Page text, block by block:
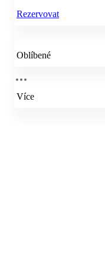
Rezervovat
Oblíbené
Více